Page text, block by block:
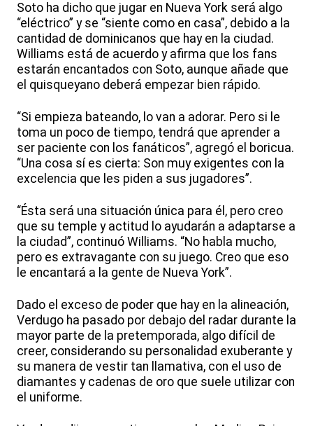
Soto ha dicho que jugar en Nueva York será algo
“eléctrico” y se “siente como en casa”, debido a la
cantidad de dominicanos que hay en la ciudad.
Williams está de acuerdo y afirma que los fans
estarán encantados con Soto, aunque añade que
el quisqueyano deberá empezar bien rápido.
“Si empieza bateando, lo van a adorar. Pero si le
toma un poco de tiempo, tendrá que aprender a
ser paciente con los fanáticos”, agregó el boricua.
“Una cosa sí es cierta: Son muy exigentes con la
excelencia que les piden a sus jugadores”.
“Ésta será una situación única para él, pero creo
que su temple y actitud lo ayudarán a adaptarse a
la ciudad”, continuó Williams. “No habla mucho,
pero es extravagante con su juego. Creo que eso
le encantará a la gente de Nueva York”.
Dado el exceso de poder que hay en la alineación,
Verdugo ha pasado por debajo del radar durante la
mayor parte de la pretemporada, algo difícil de
creer, considerando su personalidad exuberante y
su manera de vestir tan llamativa, con el uso de
diamantes y cadenas de oro que suele utilizar con
el uniforme.